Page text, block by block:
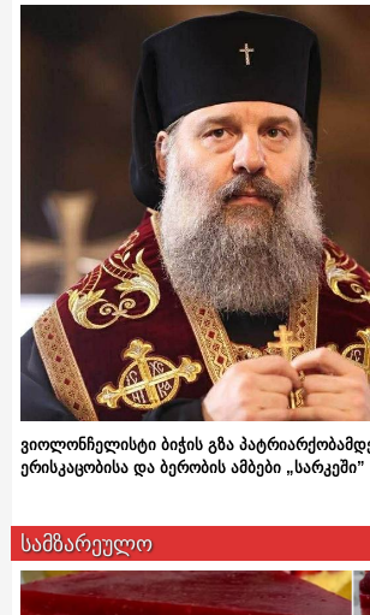
ვიოლონჩელისტი ბიჭის გზა
ერისკაცობისა და ბერობის ამბები „სარკეში”
სამზარეულო